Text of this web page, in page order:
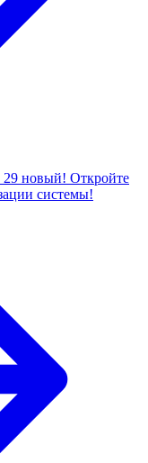
29 новый! Откройте
системы!